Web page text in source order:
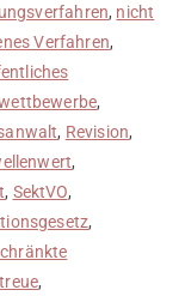
, nicht
Verfahren,
,
, Revision,
,
, SektVO,
,
,